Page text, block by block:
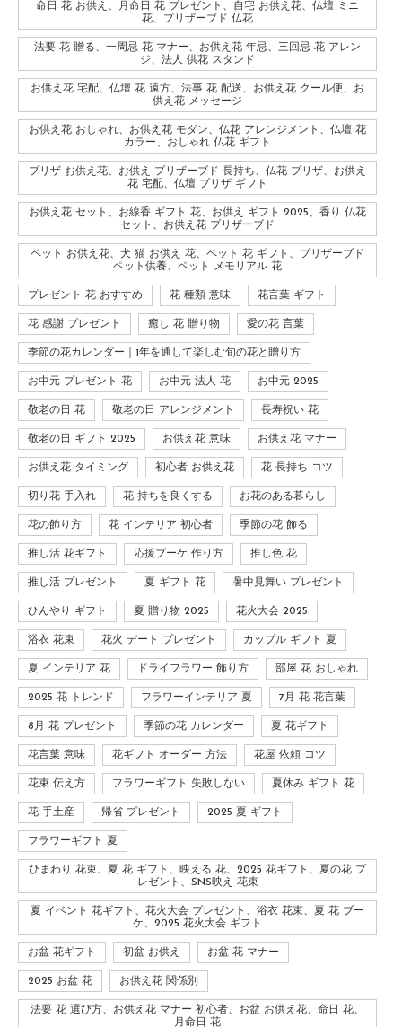
命日 花 お供え、月命日 花 プレゼント、自宅 お供え花、仏壇 ミニ
花、プリザーブド 仏花
法要 花 贈る、一周忌 花 マナー、お供え花 年忌、三回忌 花 アレン
ジ、法人 供花 スタンド
お供え花 宅配、仏壇 花 遠方、法事 花 配送、お供え花 クール便、お
供え花 メッセージ
お供え花 おしゃれ、お供え花 モダン、仏花 アレンジメント、仏壇 花
カラー、おしゃれ 仏花 ギフト
プリザ お供え花、お供え プリザーブド 長持ち、仏花 プリザ、お供え
花 宅配、仏壇 プリザ ギフト
お供え花 セット、お線香 ギフト 花、お供え ギフト 2025、香り 仏花
セット、お供え花 プリザーブド
ペット お供え花、犬 猫 お供え 花、ペット 花 ギフト、プリザーブド
ペット供養、ペット メモリアル 花
プレゼント 花 おすすめ 花 種類 意味 花言葉 ギフト
花 感謝 プレゼント 癒し 花 贈り物 愛の花 言葉
季節の花カレンダー｜1年を通して楽しむ旬の花と贈り方
お中元 プレゼント 花 お中元 法人 花 お中元 2025
敬老の日 花 敬老の日 アレンジメント 長寿祝い 花
敬老の日 ギフト 2025 お供え花 意味 お供え花 マナー
お供え花 タイミング 初心者 お供え花 花 長持ち コツ
切り花 手入れ 花 持ちを良くする お花のある暮らし
花の飾り方 花 インテリア 初心者 季節の花 飾る
推し活 花ギフト 応援ブーケ 作り方 推し色 花
推し活 プレゼント 夏 ギフト 花 暑中見舞い プレゼント
ひんやり ギフト 夏 贈り物 2025 花火大会 2025
浴衣 花束 花火 デート プレゼント カップル ギフト 夏
夏 インテリア 花 ドライフラワー 飾り方 部屋 花 おしゃれ
2025 花 トレンド フラワーインテリア 夏 7月 花 花言葉
8月 花 プレゼント 季節の花 カレンダー 夏 花ギフト
花言葉 意味 花ギフト オーダー 方法 花屋 依頼 コツ
花束 伝え方 フラワーギフト 失敗しない 夏休み ギフト 花
花 手土産 帰省 プレゼント 2025 夏 ギフト
フラワーギフト 夏
ひまわり 花束、夏 花 ギフト、映える 花、2025 花ギフト、夏の花 プ
レゼント、SNS映え 花束
夏 イベント 花ギフト、花火大会 プレゼント、浴衣 花束、夏 花 ブー
ケ、2025 花火大会 ギフト
お盆 花ギフト 初盆 お供え お盆 花 マナー
2025 お盆 花 お供え花 関係別
法要 花 選び方、お供え花 マナー 初心者、お盆 お供え花、命日 花、
月命日 花